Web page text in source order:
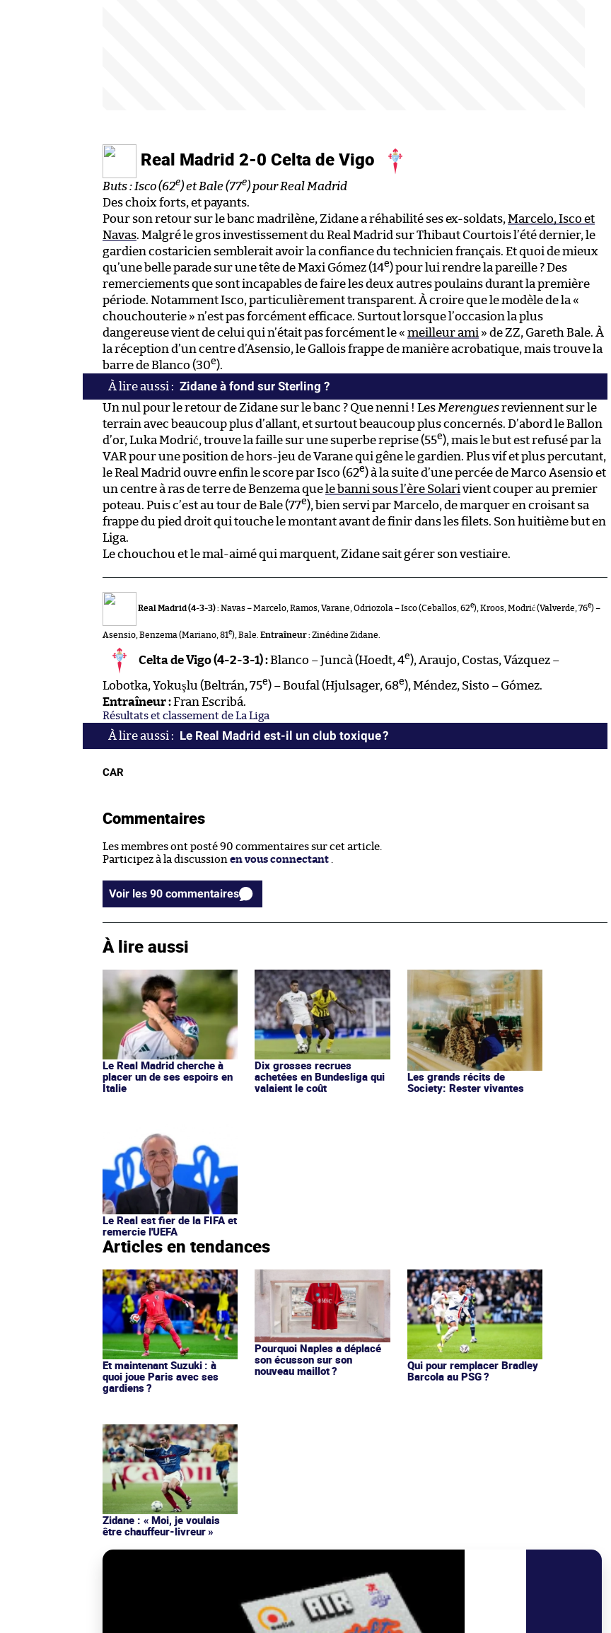
Real Madrid 2-0 Celta de Vigo
Buts : Isco (62e) et Bale (77e) pour Real Madrid
Des choix forts, et payants.
Pour son retour sur le banc madrilène, Zidane a réhabilité ses ex-soldats, Marcelo, Isco et
Navas. Malgré le gros investissement du Real Madrid sur Thibaut Courtois l’été dernier, le
gardien costaricien semblerait avoir la confiance du technicien français. Et quoi de mieux
qu’une belle parade sur une tête de Maxi Gómez (14e) pour lui rendre la pareille ? Des
remerciements que sont incapables de faire les deux autres poulains durant la première
période. Notamment Isco, particulièrement transparent. À croire que le modèle de la «
chouchouterie » n’est pas forcément efficace. Surtout lorsque l’occasion la plus
dangereuse vient de celui qui n’était pas forcément le « meilleur ami » de ZZ, Gareth Bale. À
la réception d’un centre d’Asensio, le Gallois frappe de manière acrobatique, mais trouve la
barre de Blanco (30e).
Zidane à fond sur Sterling ?
Un nul pour le retour de Zidane sur le banc ? Que nenni ! Les Merenguesreviennent sur le
terrain avec beaucoup plus d’allant, et surtout beaucoup plus concernés. D’abord le Ballon
d’or, Luka Modrić, trouve la faille sur une superbe reprise (55e), mais le but est refusé par la
VAR pour une position de hors-jeu de Varane qui gêne le gardien. Plus vif et plus percutant,
le Real Madrid ouvre enfin le score par Isco (62e) à la suite d’une percée de Marco Asensio et
un centre à ras de terre de Benzema que le banni sous l’ère Solari vient couper au premier
poteau. Puis c’est au tour de Bale (77e), bien servi par Marcelo, de marquer en croisant sa
frappe du pied droit qui touche le montant avant de finir dans les filets. Son huitième but en
Liga.
Le chouchou et le mal-aimé qui marquent, Zidane sait gérer son vestiaire.
Real Madrid (4-3-3) :Navas – Marcelo, Ramos, Varane, Odriozola – Isco (Ceballos, 62e), Kroos, Modrić (Valverde, 76e) –
Asensio, Benzema (Mariano, 81e), Bale. Entraîneur :Zinédine Zidane.
Celta de Vigo (4-2-3-1) :Blanco – Juncà (Hoedt, 4e), Araujo, Costas, Vázquez –
Lobotka, Yokuşlu (Beltrán, 75e) – Boufal (Hjulsager, 68e), Méndez, Sisto – Gómez.
Entraîneur :Fran Escribá.
Résultats et classement de La Liga
Le Real Madrid est-il un club toxique ?
CAR
Commentaires
Les membres ont posté 90 commentaires sur cet article.
Participez à la discussion en vous connectant
Voir les 90 commentaires
À lire aussi
Le Real Madrid cherche à
placer un de ses espoirs en
Italie
Dix grosses recrues
achetées en Bundesliga qui
valaient le coût
Les grands récits de
Society: Rester vivantes
Le Real est fier de la FIFA et
remercie l'UEFA
Articles en tendances
Et maintenant Suzuki : à
quoi joue Paris avec ses
gardiens ?
Pourquoi Naples a déplacé
son écusson sur son
nouveau maillot ?
Qui pour remplacer Bradley
Barcola au PSG ?
Zidane : « Moi, je voulais
être chauffeur-livreur »